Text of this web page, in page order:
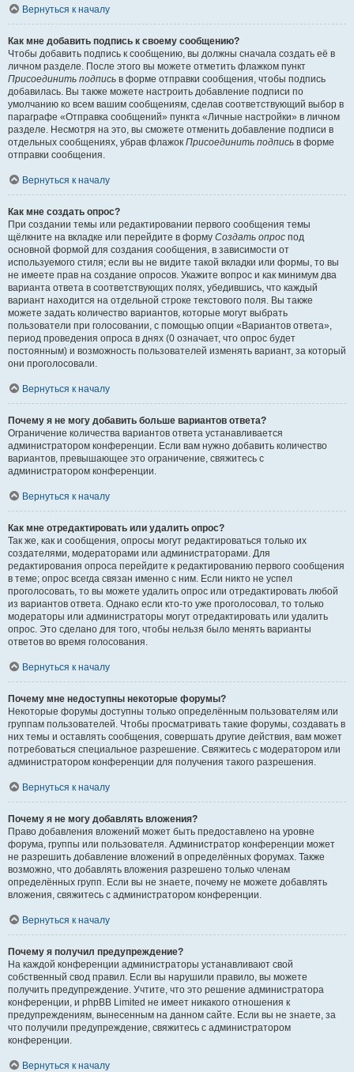
Вернуться к началу
Как мне добавить подпись к своему сообщению?
Чтобы добавить подпись к сообщению, вы должны сначала создать её в
личном разделе. После этого вы можете отметить флажком пункт
Присоединить подпись в форме отправки сообщения, чтобы подпись
добавилась. Вы также можете настроить добавление подписи по
умолчанию ко всем вашим сообщениям, сделав соответствующий выбор в
параграфе «Отправка сообщений» пункта «Личные настройки» в личном
разделе. Несмотря на это, вы сможете отменить добавление подписи в
отдельных сообщениях, убрав флажок Присоединить подпись в форме
отправки сообщения.
Вернуться к началу
Как мне создать опрос?
При создании темы или редактировании первого сообщения темы
щёлкните на вкладке или перейдите в форму Создать опрос под
основной формой для создания сообщения, в зависимости от
используемого стиля; если вы не видите такой вкладки или формы, то вы
не имеете прав на создание опросов. Укажите вопрос и как минимум два
варианта ответа в соответствующих полях, убедившись, что каждый
вариант находится на отдельной строке текстового поля. Вы также
можете задать количество вариантов, которые могут выбрать
пользователи при голосовании, с помощью опции «Вариантов ответа»,
период проведения опроса в днях (0 означает, что опрос будет
постоянным) и возможность пользователей изменять вариант, за который
они проголосовали.
Вернуться к началу
Почему я не могу добавить больше вариантов ответа?
Ограничение количества вариантов ответа устанавливается
администратором конференции. Если вам нужно добавить количество
вариантов, превышающее это ограничение, свяжитесь с
администратором конференции.
Вернуться к началу
Как мне отредактировать или удалить опрос?
Так же, как и сообщения, опросы могут редактироваться только их
создателями, модераторами или администраторами. Для
редактирования опроса перейдите к редактированию первого сообщения
в теме; опрос всегда связан именно с ним. Если никто не успел
проголосовать, то вы можете удалить опрос или отредактировать любой
из вариантов ответа. Однако если кто-то уже проголосовал, то только
модераторы или администраторы могут отредактировать или удалить
опрос. Это сделано для того, чтобы нельзя было менять варианты
ответов во время голосования.
Вернуться к началу
Почему мне недоступны некоторые форумы?
Некоторые форумы доступны только определённым пользователям или
группам пользователей. Чтобы просматривать такие форумы, создавать в
них темы и оставлять сообщения, совершать другие действия, вам может
потребоваться специальное разрешение. Свяжитесь с модератором или
администратором конференции для получения такого разрешения.
Вернуться к началу
Почему я не могу добавлять вложения?
Право добавления вложений может быть предоставлено на уровне
форума, группы или пользователя. Администратор конференции может
не разрешить добавление вложений в определённых форумах. Также
возможно, что добавлять вложения разрешено только членам
определённых групп. Если вы не знаете, почему не можете добавлять
вложения, свяжитесь с администратором конференции.
Вернуться к началу
Почему я получил предупреждение?
На каждой конференции администраторы устанавливают свой
собственный свод правил. Если вы нарушили правило, вы можете
получить предупреждение. Учтите, что это решение администратора
конференции, и phpBB Limited не имеет никакого отношения к
предупреждениям, вынесенным на данном сайте. Если вы не знаете, за
что получили предупреждение, свяжитесь с администратором
конференции.
Вернуться к началу